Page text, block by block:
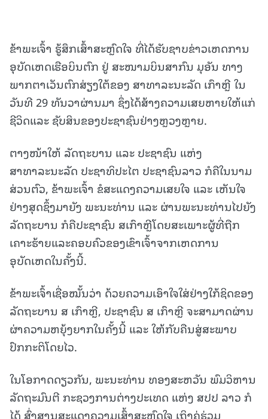
ຂ້າພະເຈົ້າ ຮູ້ສຶກເສົ້າສະຫຼົດໃຈ ທີ່ໄດ້ຮັບຊາບຂ່າວເຫດການ
ອຸບັດເຫດເຮືອບິນຕົກ ຢູ່ ສະໜາມບິນສາກົນ ມຸອັນ ທາງ
ພາກຕາເວັນຕົກສ່ຽງໃຕ້ຂອງ ສາທາລະນະລັດ ເກົາຫຼີ ໃນ
ວັນທີ 29 ທັນວາຜ່ານມາ ຊຶ່ງໄດ້ສ້າງຄວາມເສຍຫາຍໃຫ້ແກ່
ຊີວິດແລະ ຊັບສິນຂອງປະຊາຊົນຢ່າງຫຼວງຫຼາຍ.
ຕາງໜ້າໃຫ້ ລັດຖະບານ ແລະ ປະຊາຊົນ ແຫ່ງ
ສາທາລະນະລັດ ປະຊາທິປະໄຕ ປະຊາຊົນລາວ ກໍຄືໃນນາມ
ສ່ວນຕົວ, ຂ້າພະເຈົ້າ ຂໍສະແດງຄວາມເສຍໃຈ ແລະ ເຫັນໃຈ
ຢ່າງສຸດຊຶ້ງມາຍັງ ພະນະທ່ານ ແລະ ຜ່ານພະນະທ່ານໄປຍັງ
ລັດຖະບານ ກໍຄືປະຊາຊົນ ສເກົາຫຼີໂດຍສະເພາະຜູ້ທີ່ຖືກ
ເຄາະຮ້າຍແລະຄອບຄົວຂອງເຂົາເຈົ້າຈາກເຫດການ
ອຸບັດເຫດໃນຄັ້ງນີ້.
ຂ້າພະເຈົ້າເຊື່ອໝັ້ນວ່າ ດ້ວຍຄວາມເອົາໃຈໃສ່ຢ່າງໃກ້ຊິດຂອງ
ລັດຖະບານ ສ ເກົາຫຼີ, ປະຊາຊົນ ສ ເກົາຫຼີ ຈະສາມາດຜ່ານ
ຜ່າຄວາມຫຍຸ້ງຍາກໃນຄັ້ງນີ້ ແລະ ໃຫ້ກັບຄືນສູ່ສະພາບ
ປົກກະຕິໂດຍໄວ.
ໃນໂອກາດດຽວກັນ, ພະນະທ່ານ ທອງສະຫວັນ ພົມວິຫານ
ລັດຖະມົນຕີ ກະຊວງການຕ່າງປະເທດ ແຫ່ງ ສປປ ລາວ ກໍ
ໄດ້ ສົ່ງສານສະແດງຄວາມເສົ້າສະຫຼົດໃຈ ເຖິງຄູ່ຮ່ວມ